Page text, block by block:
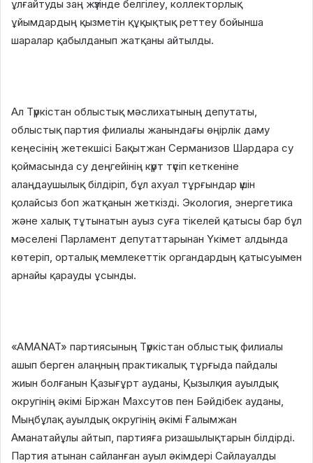
ұлғайтуды заң жүзінде белгілеу, коллекторлық
ұйымдардың қызметін құқықтық реттеу бойынша
шаралар қабылданып жатқаны айтылды.
Ал Түркістан облыстық мәслихатының депутаты,
облыстық партия филиалы жанындағы өңірлік даму
кеңесінің жетекшісі Бақытжан Серманизов Шардара су
қоймасында су деңгейінің күрт түсіп кеткеніне
алаңдаушылық білдіріп, бұл ахуал тұрғындар үшін
қолайсыз боп жатқанын жеткізді. Экология, энергетика
және халық тұтынатын ауыз суға тікелей қатысы бар бұл
мәселені Парламент депутаттарынан Үкімет алдында
көтеріп, орталық мемлекеттік органдардың қатысуымен
арнайы қарауды ұсынды.
«AMANAT» партиясының Түркістан облыстық филиалы
ашып берген алаңның практикалық тұрғыда пайдалы
жиын болғанын Қазығұрт ауданы, Қызылқия ауылдық
округінің әкімі Біржан Махсутов пен Бәйдібек ауданы,
Мыңбұлақ ауылдық округінің әкімі Ғалымжан
Аманатайұлы айтып, партияға ризашылықтарын білдірді.
Партия атынан сайланған ауыл әкімдері Сайлауалды